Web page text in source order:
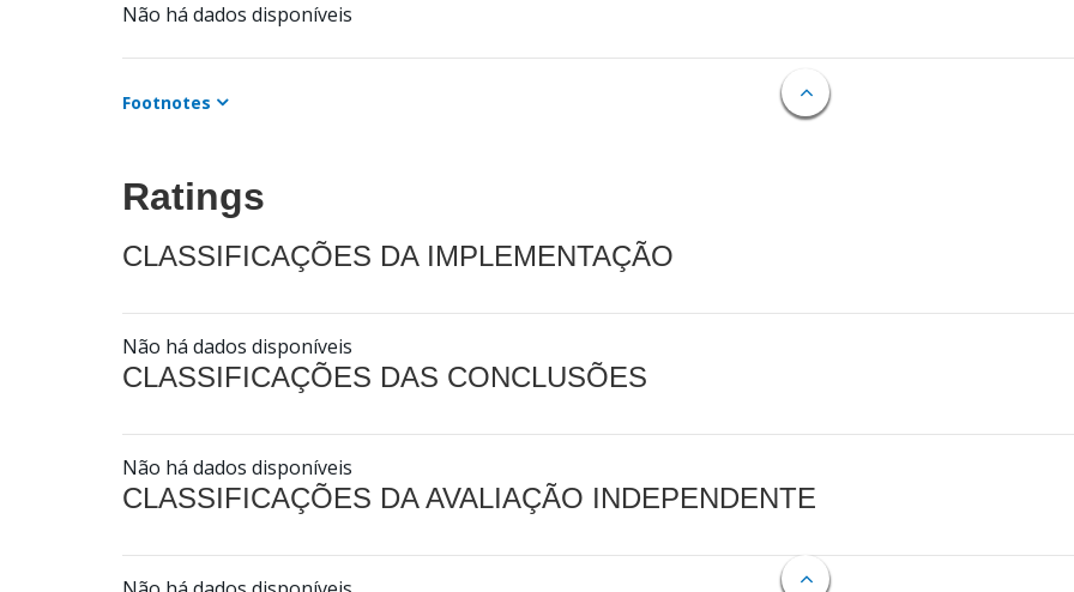
Não há dados disponíveis
Footnotes
Ratings
CLASSIFICAÇÕES DA IMPLEMENTAÇÃO
Não há dados disponíveis
CLASSIFICAÇÕES DAS CONCLUSÕES
Não há dados disponíveis
CLASSIFICAÇÕES DA AVALIAÇÃO INDEPENDENTE